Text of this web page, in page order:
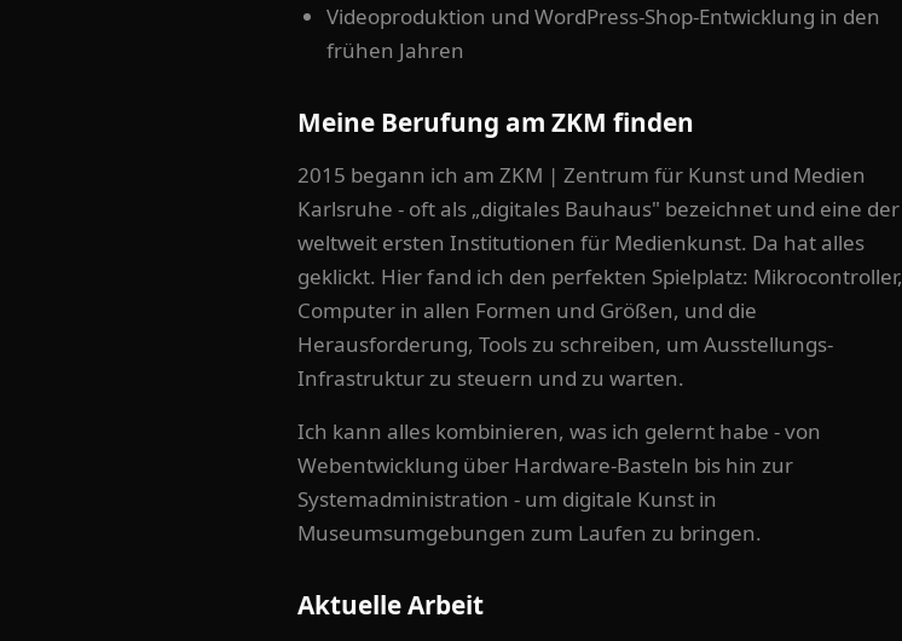
Videoproduktion und WordPress-Shop-Entwicklung in den
frühen Jahren
Meine Berufung am ZKM finden
2015 begann ich am ZKM | Zentrum für Kunst und Medien
Karlsruhe - oft als „digitales Bauhaus" bezeichnet und eine der
weltweit ersten Institutionen für Medienkunst. Da hat alles
geklickt. Hier fand ich den perfekten Spielplatz: Mikrocontroller,
Computer in allen Formen und Größen, und die
Herausforderung, Tools zu schreiben, um Ausstellungs-
Infrastruktur zu steuern und zu warten.
Ich kann alles kombinieren, was ich gelernt habe - von
Webentwicklung über Hardware-Basteln bis hin zur
Systemadministration - um digitale Kunst in
Museumsumgebungen zum Laufen zu bringen.
Aktuelle Arbeit